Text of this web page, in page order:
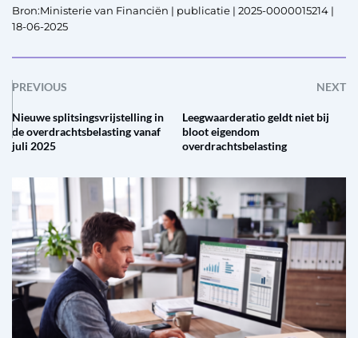
Bron:Ministerie van Financiën | publicatie | 2025-0000015214 |
18-06-2025
PREVIOUS NEXT
Nieuwe splitsingsvrijstelling in
de overdrachtsbelasting vanaf
juli 2025
Leegwaarderatio geldt niet bij
bloot eigendom
overdrachtsbelasting